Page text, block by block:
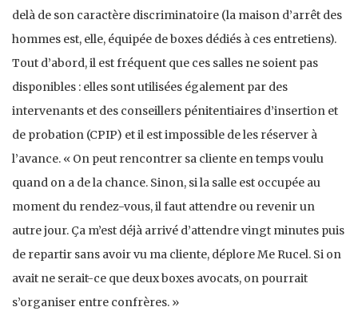
delà de son caractère discriminatoire (la maison d’arrêt des
hommes est, elle, équipée de boxes dédiés à ces entretiens).
Tout d’abord, il est fréquent que ces salles ne soient pas
disponibles : elles sont utilisées également par des
intervenants et des conseillers pénitentiaires d’insertion et
de probation (CPIP) et il est impossible de les réserver à
l’avance. « On peut rencontrer sa cliente en temps voulu
quand on a de la chance. Sinon, si la salle est occupée au
moment du rendez-vous, il faut attendre ou revenir un
autre jour. Ça m’est déjà arrivé d’attendre vingt minutes puis
de repartir sans avoir vu ma cliente, déplore Me Rucel. Si on
avait ne serait-ce que deux boxes avocats, on pourrait
s’organiser entre confrères. »